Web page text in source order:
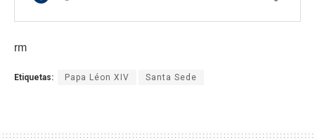
rm
Etiquetas: Papa Léon XIV Santa Sede